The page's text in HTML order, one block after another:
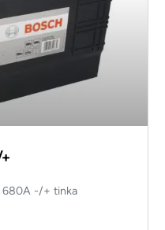
680A -/+ tinka